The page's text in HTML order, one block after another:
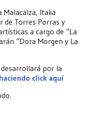
Malacalza, Italia
de Torres Porras y
a cargo de “La
“Dora Morgen y La
por la
click aquí